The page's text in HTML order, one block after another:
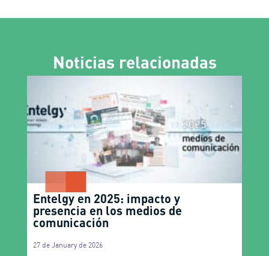
Noticias relacionadas
Entelgy en 2025: impacto y
presencia en los medios de
comunicación
27 de January de 2026